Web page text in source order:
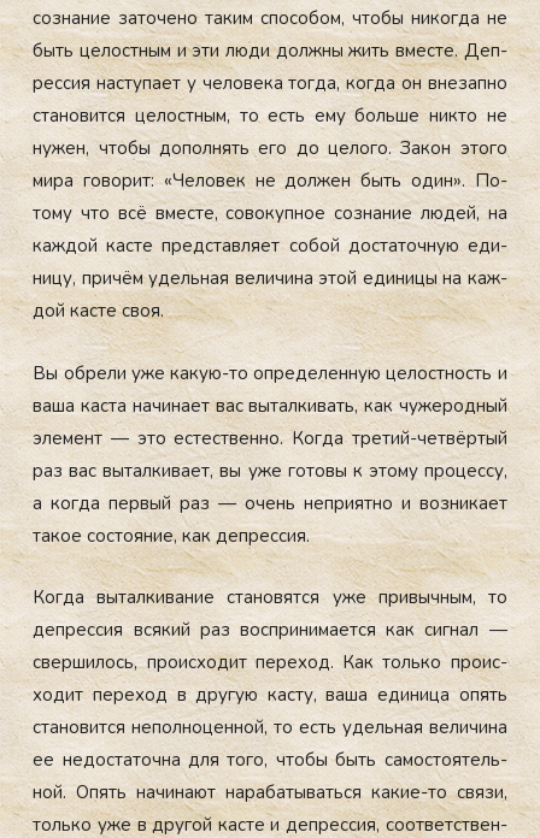
соз­на­ние за­точе­но та­ким спо­собом, что­бы ни­ког­да не
быть це­лос­тным и эти лю­ди дол­жны жить вмес­те. Деп­
рессия нас­ту­па­ет у че­лове­ка тог­да, ког­да он вне­зап­но
ста­новит­ся це­лос­тным, то есть ему боль­ше ник­то не
ну­жен, что­бы до­пол­нять его до це­лого. За­кон это­го
ми­ра го­ворит: «Че­ловек не дол­жен быть один». По­
тому что всё вмес­те, со­вокуп­ное соз­на­ние лю­дей, на
каж­дой кас­те пред­став­ля­ет со­бой дос­та­точ­ную еди­
ницу, при­чём удель­ная ве­личи­на этой еди­ницы на каж­
дой кас­те своя.
Вы об­ре­ли уже ка­кую-то оп­ре­делен­ную це­лос­тность и
ва­ша кас­та на­чина­ет вас вы­тал­ки­вать, как чу­жерод­ный
эле­мент — это ес­тес­твен­но. Ког­да тре­тий-чет­вёртый
раз вас вы­тал­ки­ва­ет, вы уже го­товы к это­му про­цес­су,
а ког­да пер­вый раз — очень неп­ри­ят­но и воз­ни­ка­ет
та­кое сос­то­яние, как деп­рессия.
Ког­да вы­тал­ки­вание ста­новят­ся уже при­выч­ным, то
деп­рессия вся­кий раз вос­при­нима­ет­ся как сиг­нал —
свер­ши­лось, про­ис­хо­дит пе­реход. Как толь­ко про­ис­
хо­дит пе­реход в дру­гую кас­ту, ва­ша еди­ница опять
ста­новит­ся не­пол­но­цен­ной, то есть удель­ная ве­личи­на
ее не­дос­та­точ­на для то­го, что­бы быть са­мос­то­ятель­
ной. Опять на­чина­ют на­раба­тывать­ся ка­кие-то свя­зи,
толь­ко уже в дру­гой кас­те и деп­рессия, со­от­ветс­твен­